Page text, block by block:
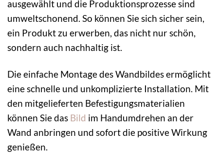
ausgewählt und die Produktionsprozesse sind
umweltschonend. So können Sie sich sicher sein,
ein Produkt zu erwerben, das nicht nur schön,
sondern auch nachhaltig ist.
Die einfache Montage des Wandbildes ermöglicht
eine schnelle und unkomplizierte Installation. Mit
den mitgelieferten Befestigungsmaterialien
können Sie das Bild im Handumdrehen an der
Wand anbringen und sofort die positive Wirkung
genießen.